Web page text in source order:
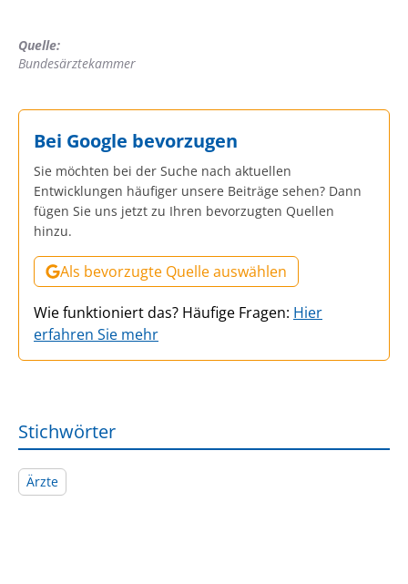
Quelle:
Bundesärztekammer
Bei Google bevorzugen
Sie möchten bei der Suche nach aktuellen
Entwicklungen häufiger unsere Beiträge sehen? Dann
fügen Sie uns jetzt zu Ihren bevorzugten Quellen
hinzu.
Als bevorzugte Quelle auswählen
Wie funktioniert das? Häufige Fragen: Hier
erfahren Sie mehr
Stichwörter
Ärzte